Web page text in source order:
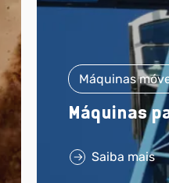
Máquinas
Máquinas
Saiba mais